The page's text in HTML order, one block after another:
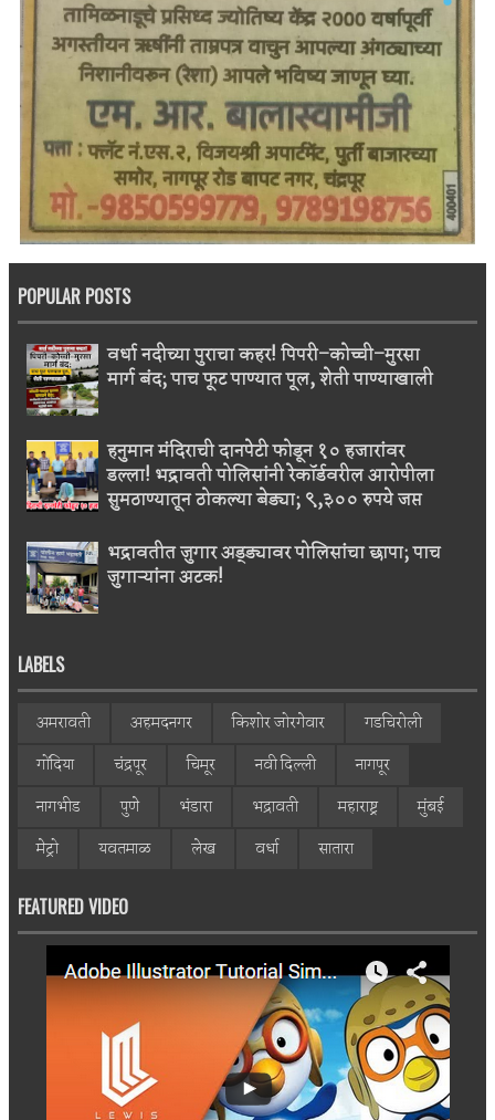
POPULAR POSTS
वर्धा नदीच्या पुराचा कहर! पिपरी–कोच्ची–मुरसा
मार्ग बंद; पाच फूट पाण्यात पूल, शेती पाण्याखाली
हनुमान मंदिराची दानपेटी फोडून १० हजारांवर
डल्ला! भद्रावती पोलिसांनी रेकॉर्डवरील आरोपीला
सुमठाण्यातून ठोकल्या बेड्या; ९,३०० रुपये जप्त
भद्रावतीत जुगार अड्ड्यावर पोलिसांचा छापा; पाच
जुगाऱ्यांना अटक!
LABELS
अमरावती अहमदनगर किशोर जोरगेवार
गडचिरोली
गोंदिया
चंद्रपूर चिमूर नवी दिल्ली
नागपूर
नागभीड
पुणे भंडारा भद्रावती महाराष्ट्र
मुंबई
मेट्रो
यवतमाळ लेख वर्धा सातारा
FEATURED VIDEO